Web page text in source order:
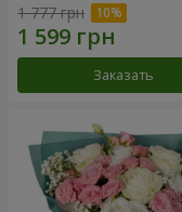
1 777 грн
Заказать